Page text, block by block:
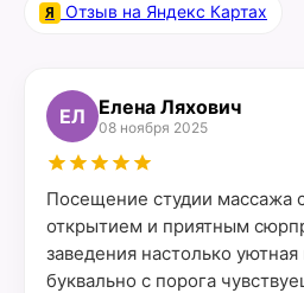
Я Отзыв на Яндекс Картах
ЕЛ Елена Ляхович
08 ноября 2025
Посещение студии массажа
открытием и приятным
заведения настолько
буквально с порога